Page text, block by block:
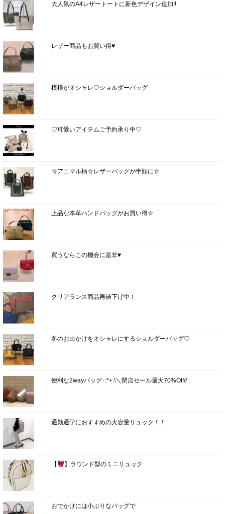
大人気のA4レザートートに新色デザイン追加!!
レザー商品もお買い得♥
模様がオシャレ♡ショルダーバッグ
♡可愛いアイテムご予約承り中♡
☆アニマル柄☆レザーバッグが半額に☆
上品な本革ハンドバッグがお買い得☆
買うならこの機会に是非♥
クリアランス商品再値下げ中！
冬のお出かけをオシャレにするショルダーバッグ♡
便利な2wayバッグ･:*+.\＼閉店セール最大70%Off//
通勤通学におすすめの大容量リュック！！
【 】ラウンド型のミニリュック
おでかけには小ぶりなバッグで